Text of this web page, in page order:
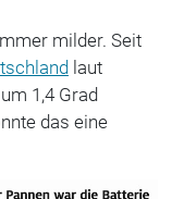
milder. Seit
laut
1,4 Grad
das eine